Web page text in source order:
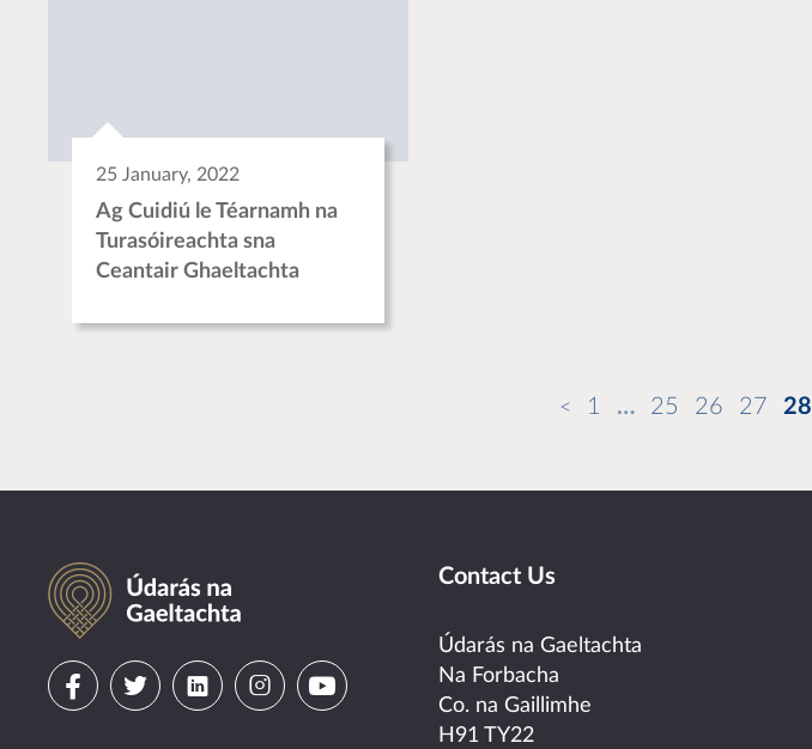
25 January, 2022
Ag Cuidiú le Téarnamh na
Turasóireachta sna
Ceantair Ghaeltachta
1 … 25 26 27 28
Údarás na Gaeltachta
VisitVisitVisitVisitVisit
Contact Us
Údarás na Gaeltachta
Na Forbacha
Co. na Gaillimhe
H91 TY22